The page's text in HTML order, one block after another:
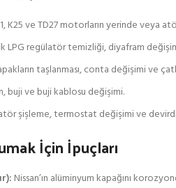
K25 ve TD27 motorların yerinde veya
LPG regülatör temizliği, diyafram
taşlanması, conta değişimi ve
buji ve buji kablosu değişimi.
şişleme, termostat değişimi ve
İçin İpuçları
Nissan’ın alüminyum kapağını